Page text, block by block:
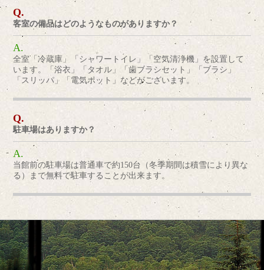
客室の備品はどのようなものがありますか？
全室「冷蔵庫」「シャワートイレ」「空気清浄機」を設置して
います。「浴衣」「タオル」「歯ブラシセット」「ブラシ」
「スリッパ」「電気ポット」などがございます。
駐車場はありますか？
当館前の駐車場は普通車で約150台（冬季期間は積雪により異な
る）まで無料で駐車することが出来ます。